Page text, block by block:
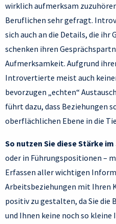
wirklich aufmerksam
Beruflichen sehr gefragt.
sich auch an die Details, die ihr
schenken ihren
Aufmerksamkeit. Aufgrund
Introvertierte meist auch
bevorzugen „echten“
führt dazu, dass Beziehungen
oberflächlichen Ebene in die
So nutzen Sie diese Stärke
oder in Führungspositionen –
Erfassen aller wichtigen
Arbeitsbeziehungen mit Ihren
positiv zu gestalten, da Sie die
und Ihnen keine noch so